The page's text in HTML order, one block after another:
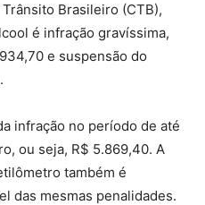
Brasileiro (CTB),
é infração gravíssima,
e suspensão do
infração no período de até
ou seja, R$ 5.869,40. A
também é
das mesmas penalidades.